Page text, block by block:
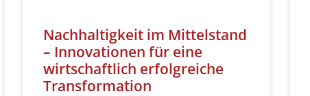
Nachhaltigkeit im Mittelstand
– Innovationen für eine
wirtschaftlich erfolgreiche
Transformation